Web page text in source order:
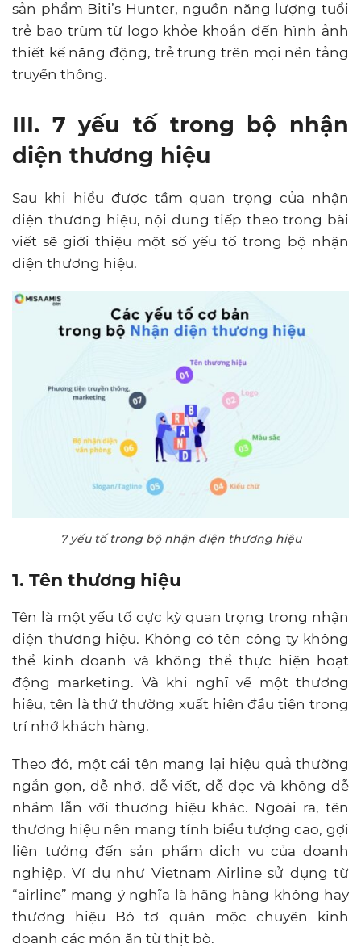
sản phẩm Biti’s Hunter, nguồn năng lượng tuổi
trẻ bao trùm từ logo khỏe khoắn đến hình ảnh
thiết kế năng động, trẻ trung trên mọi nền tảng
truyền thông.
III. 7 yếu tố trong bộ nhận
diện thương hiệu
Sau khi hiểu được tầm quan trọng của nhận
diện thương hiệu, nội dung tiếp theo trong bài
viết sẽ giới thiệu một số yếu tố trong bộ nhận
diện thương hiệu.
7 yếu tố trong bộ nhận diện thương hiệu
1. Tên thương hiệu
Tên là một yếu tố cực kỳ quan trọng trong nhận
diện thương hiệu. Không có tên công ty không
thể kinh doanh và không thể thực hiện hoạt
động marketing. Và khi nghĩ về một thương
hiệu, tên là thứ thường xuất hiện đầu tiên trong
trí nhớ khách hàng.
Theo đó, một cái tên mang lại hiệu quả thường
ngắn gọn, dễ nhớ, dễ viết, dễ đọc và không dễ
nhầm lẫn với thương hiệu khác. Ngoài ra, tên
thương hiệu nên mang tính biểu tượng cao, gợi
liên tưởng đến sản phẩm dịch vụ của doanh
nghiệp. Ví dụ như Vietnam Airline sử dụng từ
“airline” mang ý nghĩa là hãng hàng không hay
thương hiệu Bò tơ quán mộc chuyên kinh
doanh các món ăn từ thịt bò.